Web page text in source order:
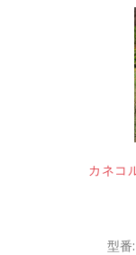
カネコ
型番: